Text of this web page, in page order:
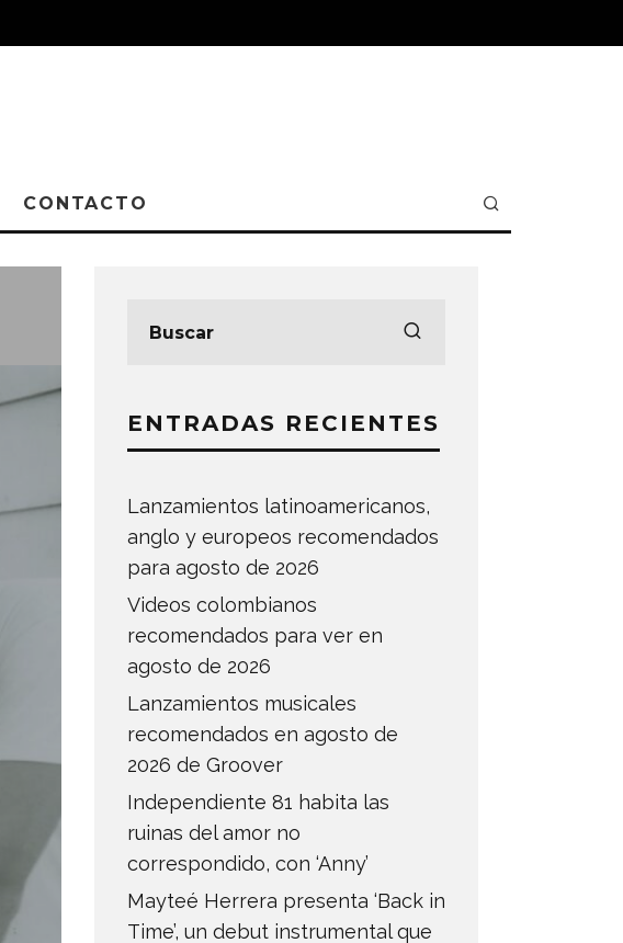
CONTACTO
ENTRADAS RECIENTES
Lanzamientos latinoamericanos,
anglo y europeos recomendados
para agosto de 2026
Videos colombianos
recomendados para ver en
agosto de 2026
Lanzamientos musicales
recomendados en agosto de
2026 de Groover
Independiente 81 habita las
ruinas del amor no
correspondido, con ‘Anny’
Mayteé Herrera presenta ‘Back in
Time’, un debut instrumental que